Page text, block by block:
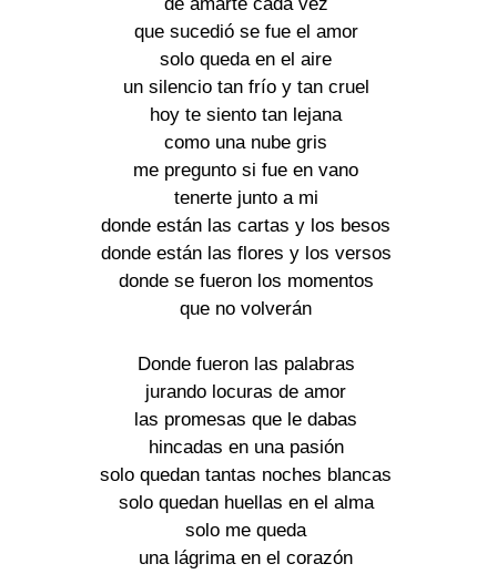
que sucedió se fue el amor
solo queda en el aire
un silencio tan frío y tan cruel
hoy te siento tan lejana
como una nube gris
me pregunto si fue en vano
tenerte junto a mi
donde están las cartas y los besos
donde están las flores y los versos
donde se fueron los momentos
que no volverán
Donde fueron las palabras
jurando locuras de amor
las promesas que le dabas
hincadas en una pasión
solo quedan tantas noches blancas
solo quedan huellas en el alma
solo me queda
una lágrima en el corazón